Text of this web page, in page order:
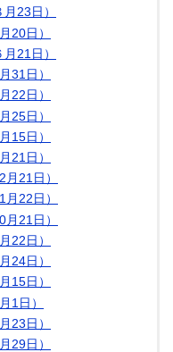
23日）
20日）
21日）
31日）
22日）
25日）
15日）
21日）
21日）
22日）
21日）
22日）
24日）
15日）
1日）
23日）
29日）